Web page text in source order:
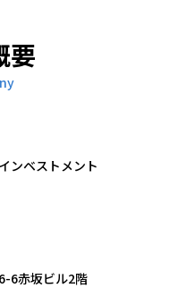
要
ンベストメント
6赤坂ビル2階